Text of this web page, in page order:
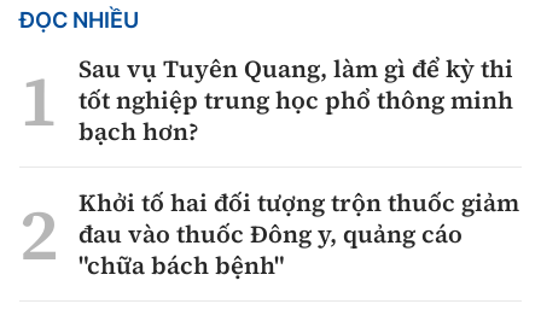
ĐỌC NHIỀU
Sau vụ Tuyên Quang, làm gì để kỳ thi
tốt nghiệp trung học phổ thông minh
bạch hơn?
Khởi tố hai đối tượng trộn thuốc giảm
đau vào thuốc Đông y, quảng cáo
"chữa bách bệnh"